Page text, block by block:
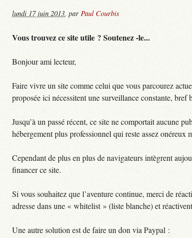
lundi 17 juin 2013, par Paul Courbis
Vous trouvez ce site utile ? Soutenez -le...
Bonjour ami lecteur,
Faire vivre un site comme celui que vous parcourez
proposée ici nécessitent une surveillance constante, bref
Jusqu’à un passé récent, ce site ne comportait aucune
hébergement plus professionnel qui reste assez onéreux
Cependant de plus en plus de navigateurs intègrent
financer ce site.
Si vous souhaitez que l’aventure continue, merci de
adresse dans une « whitelist » (liste blanche) et
Une autre solution est de faire un don via Paypal :